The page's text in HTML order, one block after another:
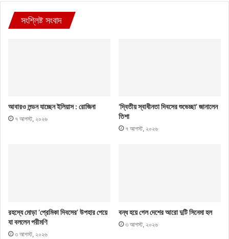
সংশ্লিষ্ট সংবাদ
আবারও লন্ডন যাচ্ছেন ইলিয়াস : রোজিনা
৭ আগস্ট, ২০২৬
‘দ্বিতীয় স্বাধীনতা দিবসের শুভেচ্ছা’ জানালেন
তিশা
৭ আগস্ট, ২০২৬
রহস্যে মোড়া ‘প্রেমিকা দিবসের’ উপহার পেয়ে
যা বললেন পরীমণি
৩ আগস্ট, ২০২৬
বন্ধ হয়ে গেল দেশের আরো দুটি সিনেমা হল
৩ আগস্ট, ২০২৬